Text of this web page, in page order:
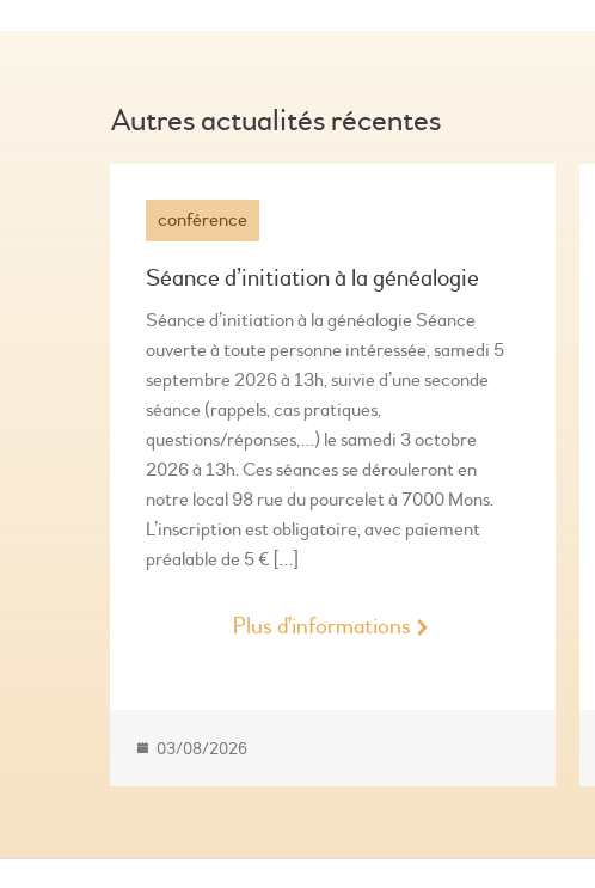
Autres actualités récentes
conférence
Séance d’initiation à la généalogie
Séance d’initiation à la généalogie Séance
ouverte à toute personne intéressée, samedi 5
septembre 2026 à 13h, suivie d’une seconde
séance (rappels, cas pratiques,
questions/réponses,…) le samedi 3 octobre
2026 à 13h. Ces séances se dérouleront en
notre local 98 rue du pourcelet à 7000 Mons.
L’inscription est obligatoire, avec paiement
préalable de 5 € […]
Plus d'informations
03/08/2026